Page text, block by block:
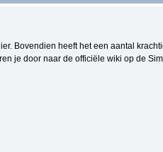
Bovendien heeft het een aantal
je door naar de officiële wiki op de